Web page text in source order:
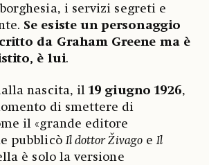
i servizi segreti e
Se esiste un personaggio
da Graham Greene ma è
è lui.
nascita, il19 giugno 1926,
di smettere di
il «grande editore
pubblicòIl dottor ŽivagoeIl
è solo la versione